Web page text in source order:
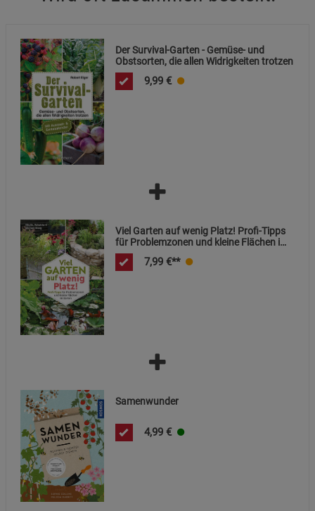
Der Survival-Garten - Gemüse- und
Obstsorten, die allen Widrigkeiten trotzen
9,99 €
Viel Garten auf wenig Platz! Profi-Tipps
für Problemzonen und kleine Flächen im
Garten
7,99 €**
Samenwunder
4,99 €
Cookie-Informationen anzeigen
Statistik Cookies (1)
Beschreibung Statistik Cookies
Cookie-Informationen
Marketing Cookies (3)
Cookie-Informationenanzeigen
Datenschutzerklärung